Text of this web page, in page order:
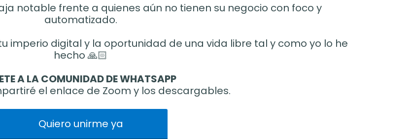
notable frente a quienes aún no tienen su negocio con foco y
automatizado.
imperio digital y la oportunidad de una vida libre tal y como yo lo he
hecho 🙏🏻
A LA COMUNIDAD DE WHATSAPP
el enlace de Zoom y los descargables.
Quiero unirme ya